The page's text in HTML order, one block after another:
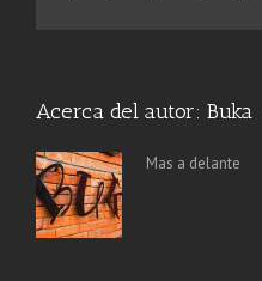
Acerca del autor: Buka
Mas a delante